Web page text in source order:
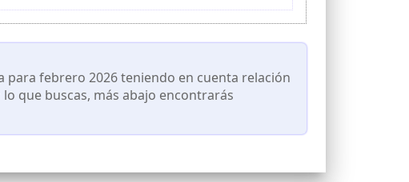
para preparar alimentos con anticipación.
hay mucho vapor durante la cocción, puede usarlo
para febrero 2026 teniendo en cuenta relación
que buscas, más abajo encontrarás